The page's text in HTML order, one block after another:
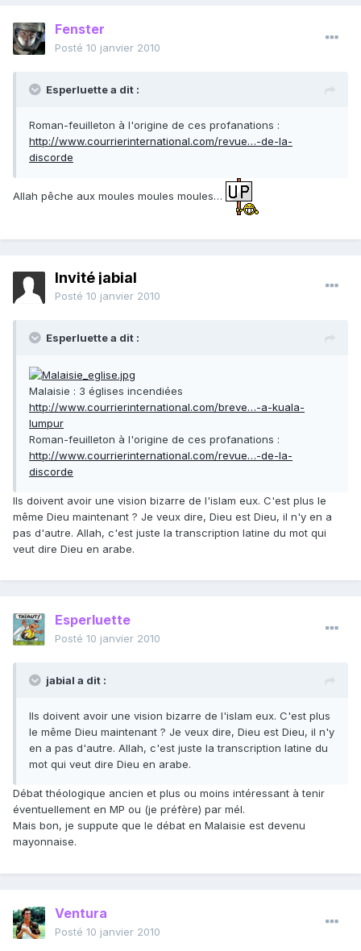
Fenster
Posté 10 janvier 2010
Esperluette a dit :
Roman-feuilleton à l'origine de ces profanations :
http://www.courrierinternational.com/revue…-de-la-
discorde
Allah pêche aux moules moules moules…
Invité jabial
Posté 10 janvier 2010
Esperluette a dit :
Malaisie : 3 églises incendiées
http://www.courrierinternational.com/breve…-a-kuala-
lumpur
Roman-feuilleton à l'origine de ces profanations :
http://www.courrierinternational.com/revue…-de-la-
discorde
Ils doivent avoir une vision bizarre de l'islam eux. C'est plus le
même Dieu maintenant ? Je veux dire, Dieu est Dieu, il n'y en a
pas d'autre. Allah, c'est juste la transcription latine du mot qui
veut dire Dieu en arabe.
Esperluette
Posté 10 janvier 2010
jabial a dit :
Ils doivent avoir une vision bizarre de l'islam eux. C'est plus
le même Dieu maintenant ? Je veux dire, Dieu est Dieu, il n'y
en a pas d'autre. Allah, c'est juste la transcription latine du
mot qui veut dire Dieu en arabe.
Débat théologique ancien et plus ou moins intéressant à tenir
éventuellement en MP ou (je préfère) par mél.
Mais bon, je suppute que le débat en Malaisie est devenu
mayonnaise.
Ventura
Posté 10 janvier 2010